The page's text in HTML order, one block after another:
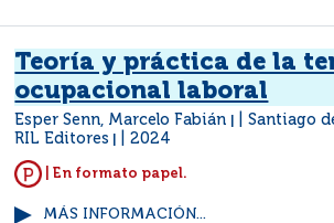
Teoría y práctica de la
ocupacional laboral
Esper Senn, Marcelo Fabián
Santiago
RIL Editores
2024
| En formato papel.
MÁS INFORMACIÓN...